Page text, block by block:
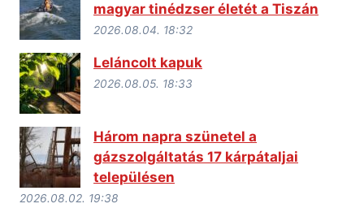
magyar tinédzser életét a Tiszán
2026.08.04. 18:32
Leláncolt kapuk
2026.08.05. 18:33
Három napra szünetel a
gázszolgáltatás 17 kárpátaljai
településen
2026.08.02. 19:38